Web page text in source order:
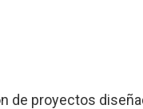
de proyectos